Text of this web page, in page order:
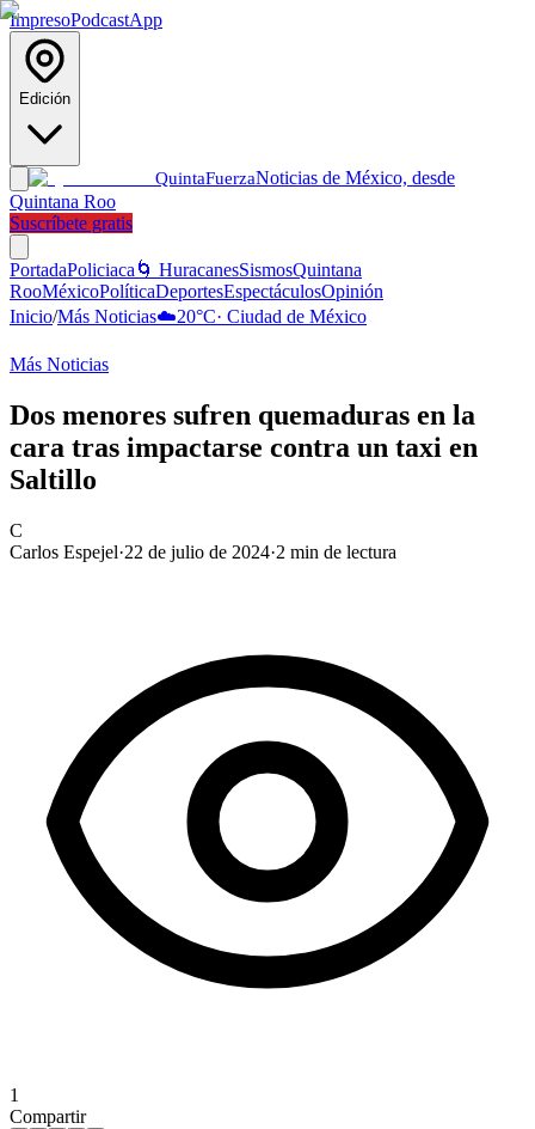
ImpresoPodcastApp
Edición
QuintaFuerzaNoticias de México, desde
Quintana Roo
Suscríbete gratis
PortadaPoliciaca 🌀 HuracanesSismosQuintana
RooMéxicoPolíticaDeportesEspectáculosOpinión
Inicio/Más Noticias☁️20°C· Ciudad de México
Más Noticias
Dos menores sufren quemaduras en la
cara tras impactarse contra un taxi en
Saltillo
C
Carlos Espejel·22 de julio de 2024·2 min de lectura
1
Compartir